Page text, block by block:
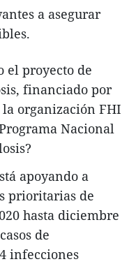
a asegurar
el proyecto de
financiado por
organización FHI
Nacional
apoyando a
prioritarias de
hasta diciembre
de
infecciones